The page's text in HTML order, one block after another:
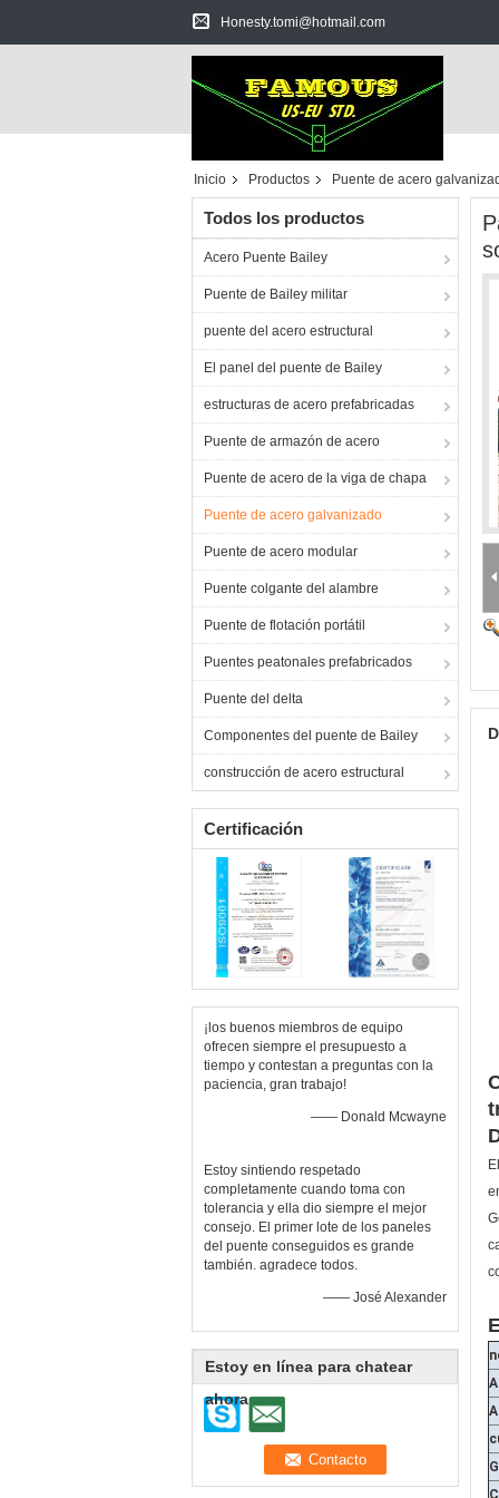
Honesty.tomi@hotmail.com
Inicio Productos Puente de acero
Todos los productos
Acero Puente Bailey
Puente de Bailey militar
puente del acero estructural
El panel del puente de Bailey
estructuras de acero prefabricadas
Puente de armazón de acero
Puente de acero de la viga de chapa
Puente de acero galvanizado
Puente de acero modular
Puente colgante del alambre
Puente de flotación portátil
Puentes peatonales prefabricados
Puente del delta
Componentes del puente de Bailey
construcción de acero estructural
Certificación
¡los buenos miembros de equipo
ofrecen siempre el presupuesto a
tiempo y contestan a preguntas con la
paciencia, gran trabajo!
—— Donald Mcwayne
Estoy sintiendo respetado
completamente cuando toma con
tolerancia y ella dio siempre el mejor
consejo. El primer lote de los paneles
del puente conseguidos es grande
también. agradece todos.
—— José Alexander
Estoy en línea para chatear
ahora